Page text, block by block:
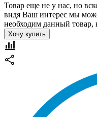
Товар еще не у нас, но
видя Ваш интерес мы
необходим данный
Хочу купить